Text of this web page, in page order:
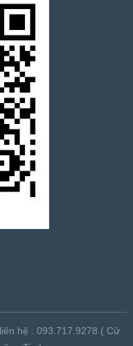
hệ : 093.717.9278 ( Cử